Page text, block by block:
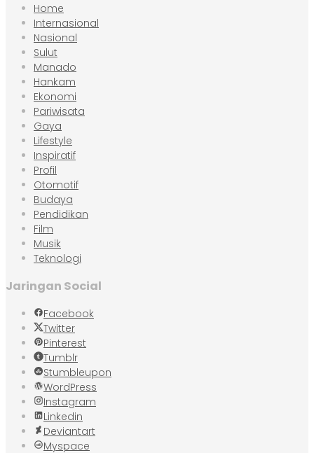
Home
Internasional
Nasional
Sulut
Manado
Hankam
Ekonomi
Pariwisata
Gaya
Lifestyle
Inspiratif
Profil
Otomotif
Budaya
Pendidikan
Film
Musik
Teknologi
Jaringan Social
Facebook
Twitter
Pinterest
Tumblr
Stumbleupon
WordPress
Instagram
Linkedin
Deviantart
Myspace